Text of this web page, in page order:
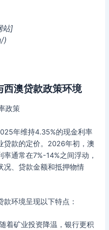
站]
)
澳贷款政策环境
政策
年维持4.35%的现金利率
贷款的定价。2026年初，澳
通常在7%-14%之间浮动，
况、贷款金额和抵押物情
环境呈现以下特点：
着矿业投资降温，银行更积